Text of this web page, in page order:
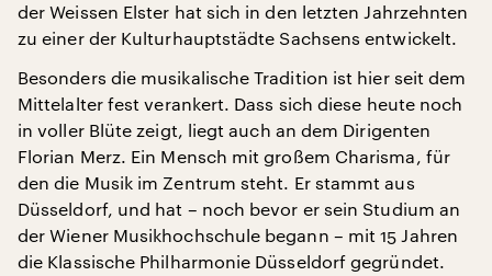
der Weissen Elster hat sich in den letzten Jahrzehnten
zu einer der Kulturhauptstädte Sachsens entwickelt.
Besonders die musikalische Tradition ist hier seit dem
Mittelalter fest verankert. Dass sich diese heute noch
in voller Blüte zeigt, liegt auch an dem Dirigenten
Florian Merz. Ein Mensch mit großem Charisma, für
den die Musik im Zentrum steht. Er stammt aus
Düsseldorf, und hat – noch bevor er sein Studium an
der Wiener Musikhochschule begann – mit 15 Jahren
die Klassische Philharmonie Düsseldorf gegründet.